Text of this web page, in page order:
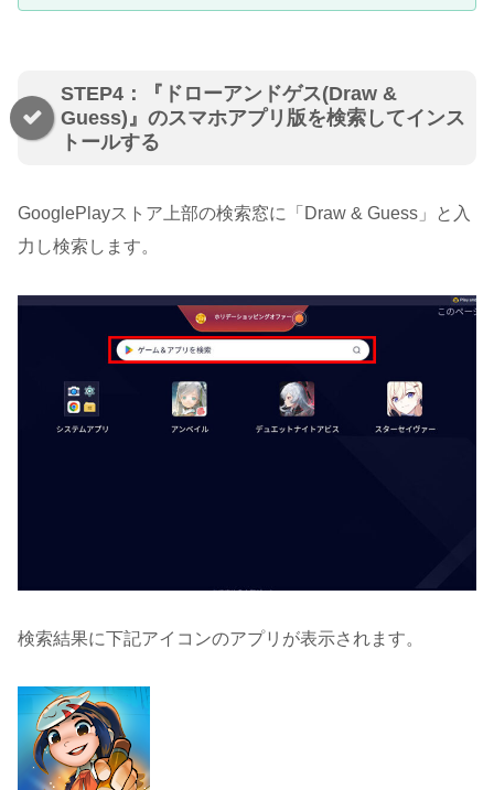
STEP4：『ドローアンドゲス(Draw &
Guess)』のスマホアプリ版を検索してインス
トールする
GooglePlayストア上部の検索窓に「Draw & Guess」と入
力し検索します。
検索結果に下記アイコンのアプリが表示されます。